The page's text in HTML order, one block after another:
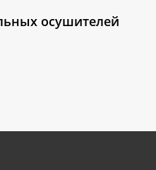
осушителей